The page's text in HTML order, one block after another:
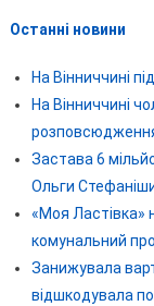
Останні новини
На Вінниччині
На Вінниччині
Застава 6
Ольги
«Моя Ластівка»
комунальний
Занижувала
відшкодувала